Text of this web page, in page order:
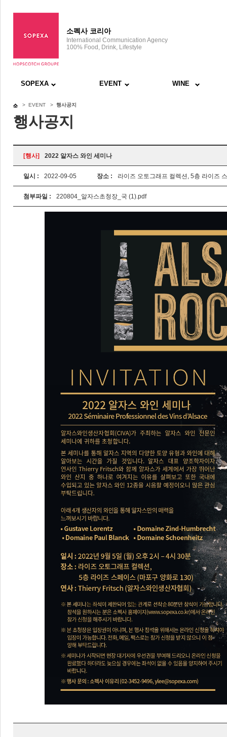
소펙사 코리아
International Communication Agency
100% Food, Drink, Lifestyle
SOPEXA EVENT WINE
> EVENT > 행사공지
행사공지
[행사] 2022 알자스 와인 세미나
일시 : 2022-09-05 장소 : 라이즈 오토그래프 컬렉션, 5층 라이즈
첨부파일 : 220804_알자스초청장_국 (1).pdf